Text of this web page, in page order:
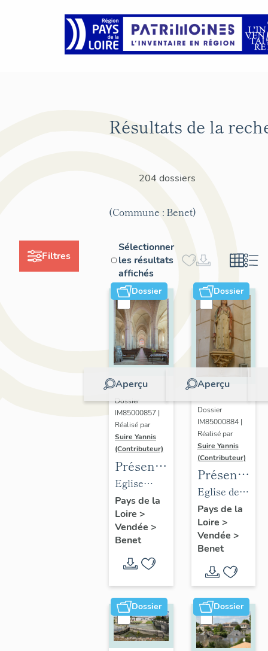
Filtres
Résultats de la
204 dossiers
(Commune : Benet)
Sélectionner
les résultats
affichés
Dossier
Aperçu
Dossier
IM85000857 |
Réalisé par
Suire Yannis
(Contributeur)
Présentation
des
objets
mobiliers
de
Sainte-
Eulalie
de Benet
Eglise
paroissiale
Sainte-
Eulalie de
Pays de la
Loire >
Vendée >
Benet
Dossier
Aperçu
Dossier
IM85000884 |
Réalisé par
Suire Yannis
(Contributeur)
des
objets
mobiliers
de
de
Sainte-
Christine
Eglise de
Sainte-
Christine,
place
Delaunay
Pays de la
Loire >
Vendée >
Benet
Dossier Dossier